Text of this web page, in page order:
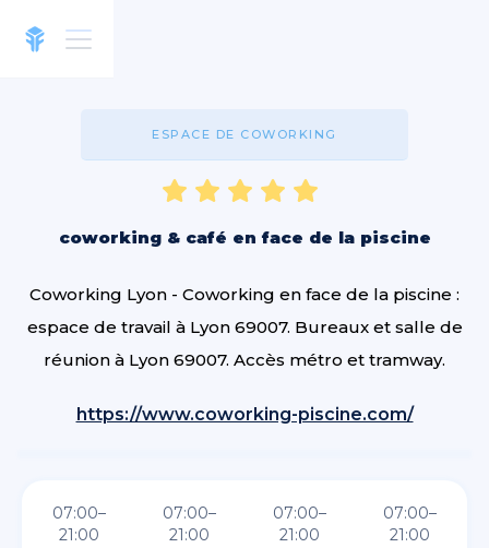
ESPACE DE COWORKING
coworking & café en face de la piscine
Coworking Lyon - Coworking en face de la piscine :
espace de travail à Lyon 69007. Bureaux et salle de
réunion à Lyon 69007. Accès métro et tramway.
https://www.coworking-piscine.com/
07:00–
21:00
07:00–
21:00
07:00–
21:00
07:00–
21:00